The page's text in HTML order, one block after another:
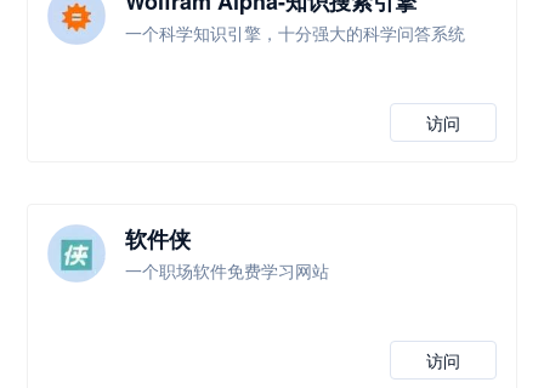
一个科学知识引擎，十分强大的科学问答系统
访问
软件侠
一个职场软件免费学习网站
访问